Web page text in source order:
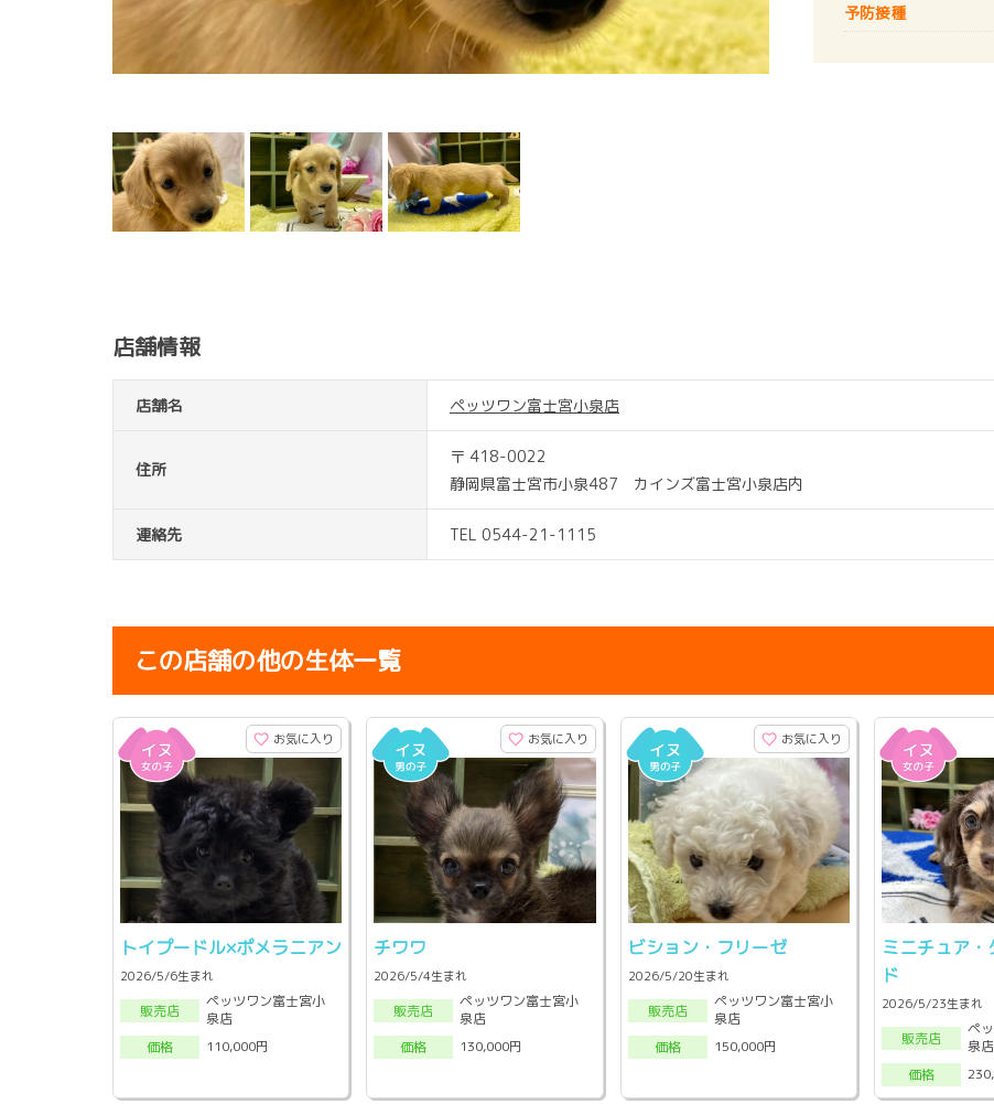
予防接種
店舗情報
店舗名 ペッツワン富士宮小泉店
住所
〒 418-0022
静岡県富士宮市小泉487 カインズ富士宮小泉店内
連絡先 TEL 0544-21-1115
この店舗の他の生体一覧
お気に入り
トイプードル×ポメラニアン
2026/5/6生まれ
販売店
ペッツワン富士宮小
泉店
価格
110,000円
お気に入り
チワワ
2026/5/4生まれ
販売店
ペッツワン富士宮小
泉店
価格
130,000円
お気に入り
ビション・フリーゼ
2026/5/20生まれ
販売店
ペッツワン富士宮小
泉店
価格
150,000円
ミニチュア
ド
2026/5/23生まれ
販売店
ペ
泉店
価格